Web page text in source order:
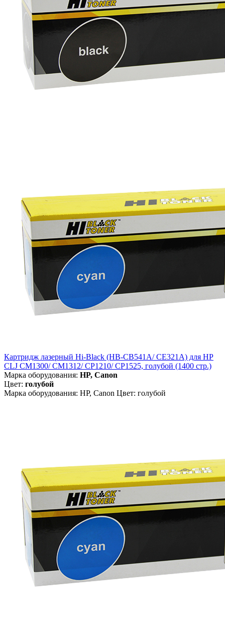
Картридж лазерный Hi-Black (HB-CB541A/ CE321A) для HP
CLJ CM1300/ CM1312/ CP1210/ CP1525, голубой (1400 стр.)
Марка оборудования: HP, Canon
Цвет: голубой
Марка оборудования: HP, Canon Цвет: голубой